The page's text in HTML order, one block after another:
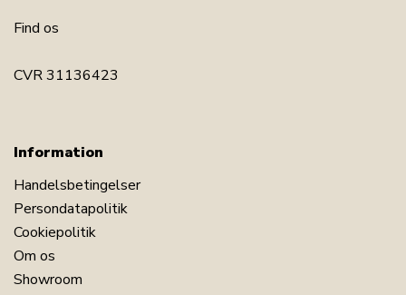
Har du spørgsmål til produktet?
Find os
CVR 31136423
Information
Handelsbetingelser
Persondatapolitik
Cookiepolitik
Om os
Showroom